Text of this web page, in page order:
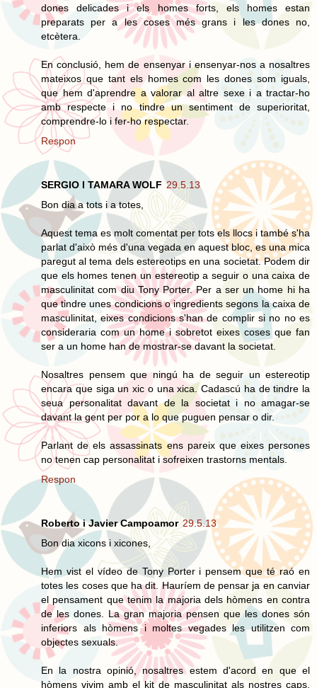
dones delicades i els homes forts, els homes estan
preparats per a les coses més grans i les dones no,
etcètera.
En conclusió, hem de ensenyar i ensenyar-nos a nosaltres
mateixos que tant els homes com les dones som iguals,
que hem d'aprendre a valorar al altre sexe i a tractar-ho
amb respecte i no tindre un sentiment de superioritat,
comprendre-lo i fer-ho respectar.
Respon
SERGIO I TAMARA WOLF 29.5.13
Bon dia a tots i a totes,
Aquest tema es molt comentat per tots els llocs i també s'ha
parlat d'això més d'una vegada en aquest bloc, es una mica
paregut al tema dels estereotips en una societat. Podem dir
que els homes tenen un estereotip a seguir o una caixa de
masculinitat com diu Tony Porter. Per a ser un home hi ha
que tindre unes condicions o ingredients segons la caixa de
masculinitat, eixes condicions s'han de complir si no no es
consideraria com un home i sobretot eixes coses que fan
ser a un home han de mostrar-se davant la societat.
Nosaltres pensem que ningú ha de seguir un estereotip
encara que siga un xic o una xica. Cadascú ha de tindre la
seua personalitat davant de la societat i no amagar-se
davant la gent per por a lo que puguen pensar o dir.
Parlant de els assassinats ens pareix que eixes persones
no tenen cap personalitat i sofreixen trastorns mentals.
Respon
Roberto i Javier Campoamor 29.5.13
Bon dia xicons i xicones,
Hem vist el vídeo de Tony Porter i pensem que té raó en
totes les coses que ha dit. Hauríem de pensar ja en canviar
el pensament que tenim la majoria dels hòmens en contra
de les dones. La gran majoria pensen que les dones són
inferiors als hòmens i moltes vegades les utilitzen com
objectes sexuals.
En la nostra opinió, nosaltres estem d'acord en que el
hòmens vivim amb el kit de masculinitat als nostres caps.